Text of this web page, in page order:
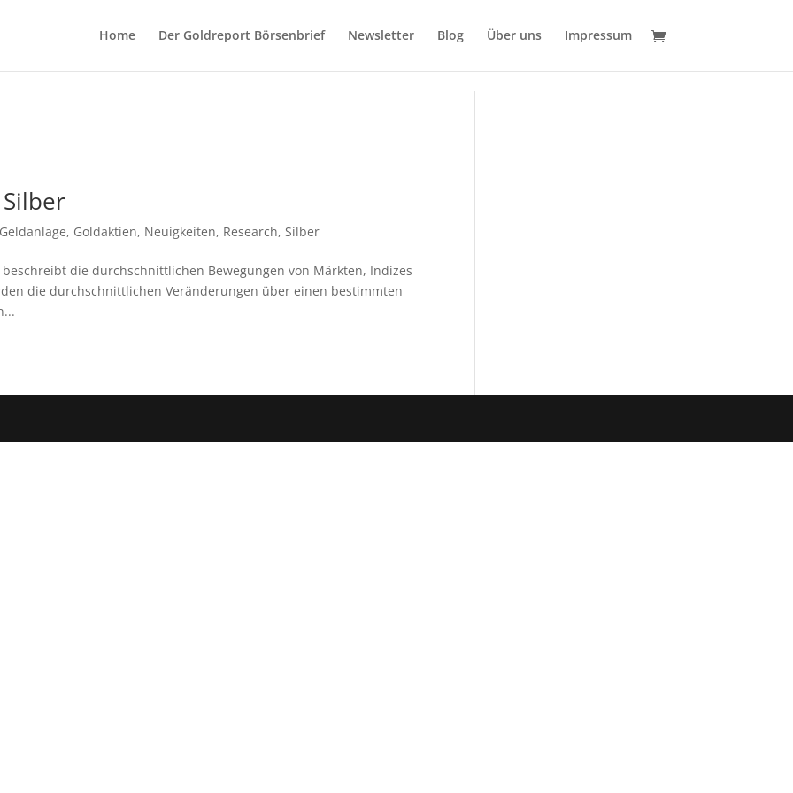
Home
Der Goldreport Börsenbrief Newsletter Blog Über uns Impressum
Geldanlage, Goldaktien, Neuigkeiten, Research,Silber
die durchschnittlichen Bewegungen von Märkten, Indizes
die durchschnittlichen Veränderungen über einen bestimmten